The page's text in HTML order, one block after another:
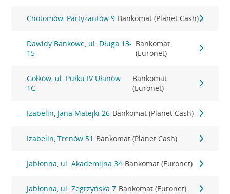
Chotomów, Partyzantów 9 Bankomat (Planet Cash)
Dawidy Bankowe, ul. Długa 13-
15
Bankomat
(Euronet)
Gołków, ul. Pułku IV Ułanów
1C
Bankomat
(Euronet)
Izabelin, Jana Matejki 26 Bankomat (Planet Cash)
Izabelin, Trenów 51 Bankomat (Planet Cash)
Jabłonna, ul. Akademijna 34 Bankomat (Euronet)
Jabłonna, ul. Zegrzyńska 7 Bankomat (Euronet)